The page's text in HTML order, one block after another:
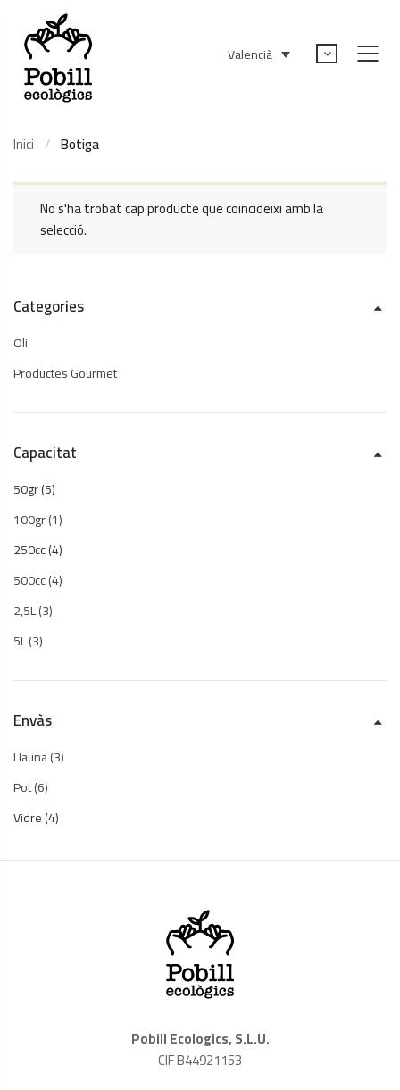
Valencià
Inici Botiga
No s'ha trobat cap producte que coincideixi amb la
selecció.
Categories
Oli
Productes Gourmet
Capacitat
50gr(5)
100gr(1)
250cc(4)
500cc(4)
2,5L(3)
5L(3)
Envàs
Llauna(3)
Pot(6)
Vidre(4)
Pobill Ecologics, S.L.U.
CIF B44921153